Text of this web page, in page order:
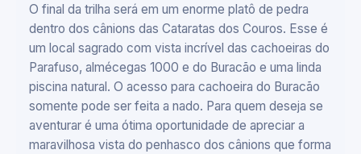
O final da trilha será em um enorme platô de pedra
dentro dos cânions das Cataratas dos Couros. Esse é
um local sagrado com vista incrível das cachoeiras do
Parafuso, almécegas 1000 e do Buracão e uma linda
piscina natural. O acesso para cachoeira do Buracão
somente pode ser feita a nado. Para quem deseja se
aventurar é uma ótima oportunidade de apreciar a
maravilhosa vista do penhasco dos cânions que forma